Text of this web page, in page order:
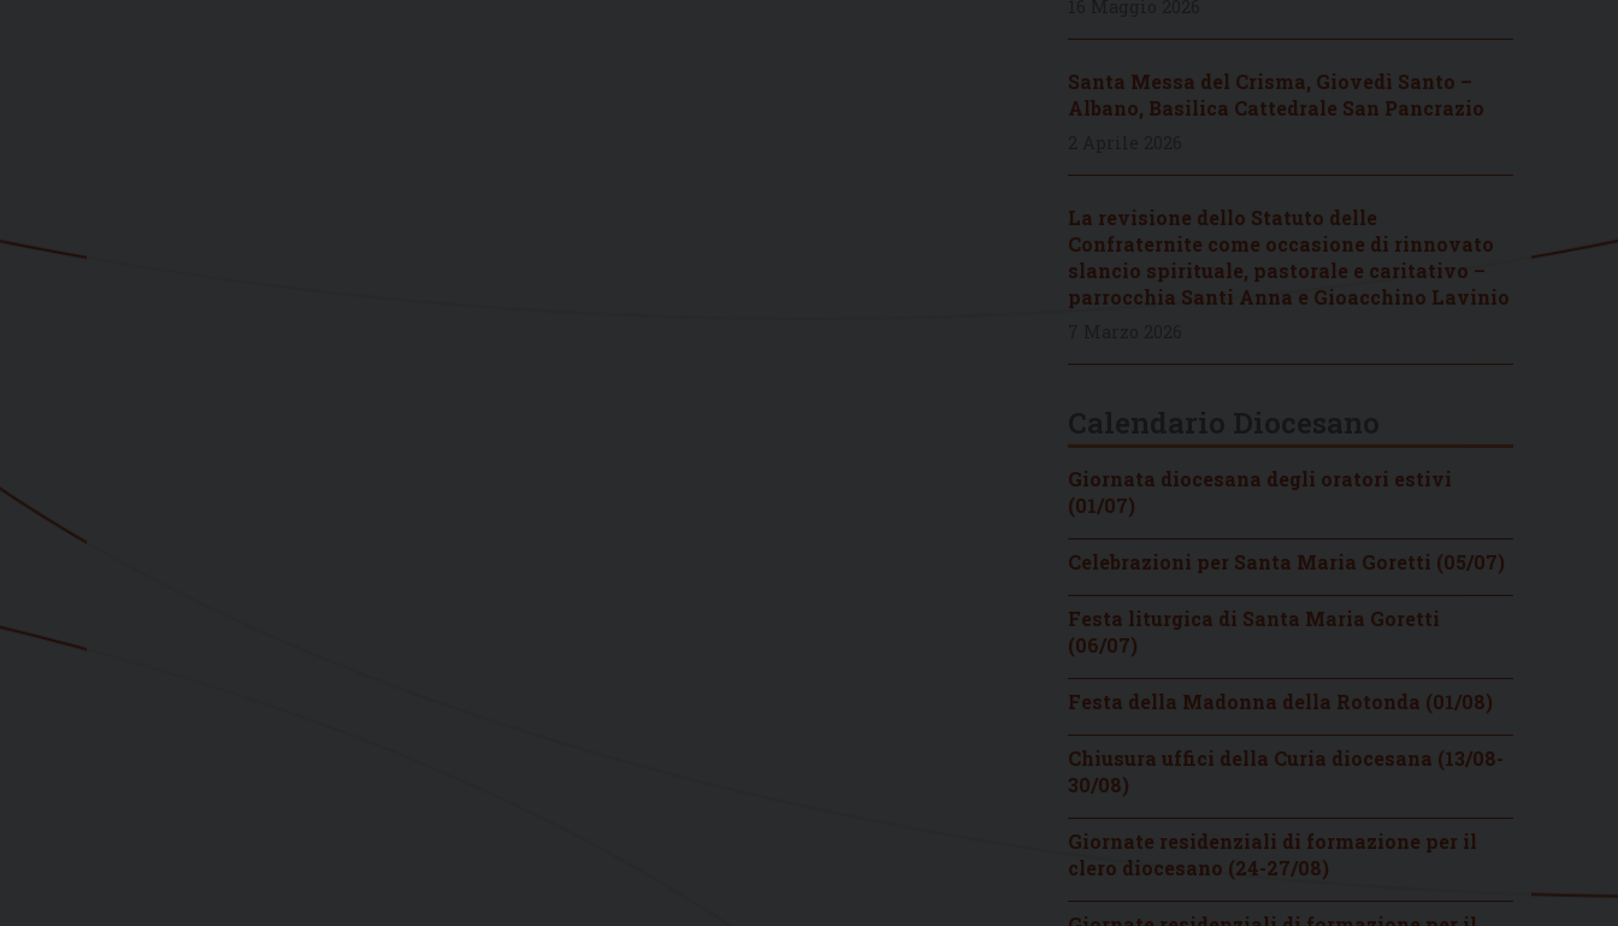
Santa Messa del Crisma, Giovedì Santo –
Albano, Basilica Cattedrale San Pancrazio
La revisione dello Statuto delle
Confraternite come occasione di rinnovato
slancio spirituale, pastorale e caritativo –
parrocchia Santi Anna e Gioacchino Lavinio
Giornata diocesana degli oratori estivi
(01/07)
Celebrazioni per Santa Maria Goretti (05/07)
Festa liturgica di Santa Maria Goretti
(06/07)
Festa della Madonna della Rotonda (01/08)
Chiusura uffici della Curia diocesana (13/08-
30/08)
Giornate residenziali di formazione per il
clero diocesano (24-27/08)